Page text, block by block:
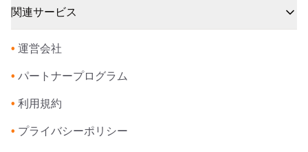
関連サービス
• 運営会社
• パートナープログラム
• 利用規約
• プライバシーポリシー